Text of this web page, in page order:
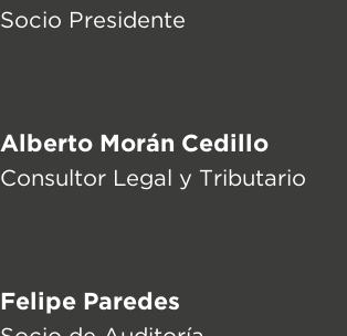
Socio Presidente
Alberto Morán Cedillo
Consultor Legal y Tributario
Felipe Paredes